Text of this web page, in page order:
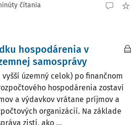
čítania
hospodárenia v
samosprávy
územný celok) po finančnom
hospodárenia zostaví
a výdavkov vrátane príjmov a
organizácií. Na základe
zistí, ako ...